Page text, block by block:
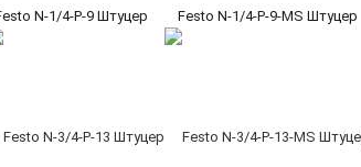
N-1/4-P-9 Штуцер Festo N-1/4-P-9-MS Штуцер